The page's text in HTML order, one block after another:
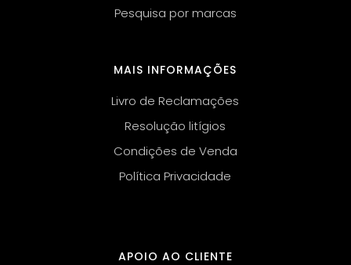
Pesquisa por marcas
MAIS INFORMAÇÕES
Livro de Reclamações
Resolução litígios
Condições de Venda
Política Privacidade
APOIO AO CLIENTE